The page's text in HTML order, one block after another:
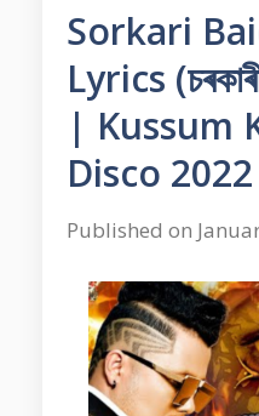
Sorkari
Lyrics
| Kussum
Disco 2022
Published on